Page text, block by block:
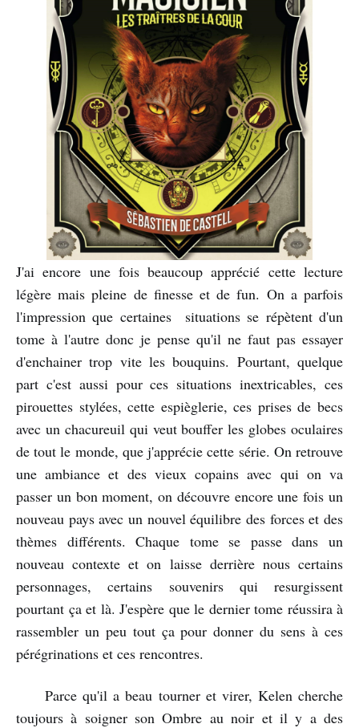
J'ai encore une fois beaucoup apprécié cette lecture
légère mais pleine de finesse et de fun. On a parfois
l'impression que certaines situations se répètent d'un
tome à l'autre donc je pense qu'il ne faut pas essayer
d'enchainer trop vite les bouquins. Pourtant, quelque
part c'est aussi pour ces situations inextricables, ces
pirouettes stylées, cette espièglerie, ces prises de becs
avec un chacureuil qui veut bouffer les globes oculaires
de tout le monde, que j'apprécie cette série. On retrouve
une ambiance et des vieux copains avec qui on va
passer un bon moment, on découvre encore une fois un
nouveau pays avec un nouvel équilibre des forces et des
thèmes différents. Chaque tome se passe dans un
nouveau contexte et on laisse derrière nous certains
personnages, certains souvenirs qui resurgissent
pourtant ça et là. J'espère que le dernier tome réussira à
rassembler un peu tout ça pour donner du sens à ces
pérégrinations et ces rencontres.
Parce qu'il a beau tourner et virer, Kelen cherche
toujours à soigner son Ombre au noir et il y a des